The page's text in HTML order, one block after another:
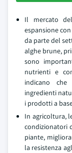
Il mercato
espansione
da parte del
alghe brune,
sono
nutrienti e
indicano
ingredienti
i prodotti a
In agricoltura,
condizionatori
piante,
la resistenza